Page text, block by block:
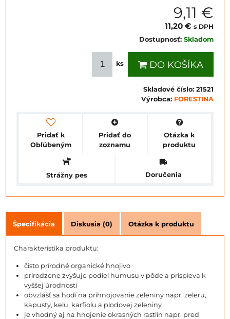
9,11 €
11,20 € s DPH
Dostupnosť: Skladom
ks DO KOŠÍKA
Skladové číslo: 21521
Výrobca: FORESTINA
Pridať k
Obľúbeným
Pridať do
zoznamu
Otázka k
produktu
Strážny pes Doručenia
Špecifikácia Diskusia (0) Otázka k produktu
Charakteristika produktu:
čisto prírodné organické hnojivo
prirodzene zvyšuje podiel humusu v pôde a prispieva k
vyššej úrodnosti
obvzlášť sa hodí na prihnojovanie zeleniny napr. zeleru,
kapusty, kelu, karfiolu a plodovej zeleniny
je vhodný aj na hnojenie okrasných rastlín napr. pred